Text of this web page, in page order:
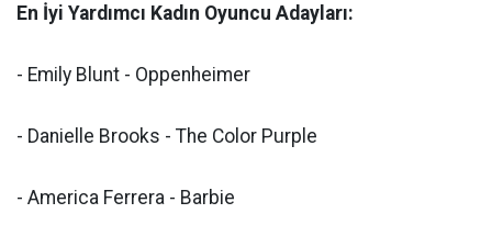
En İyi Yardımcı Kadın Oyuncu Adayları:
- Emily Blunt - Oppenheimer
- Danielle Brooks - The Color Purple
- America Ferrera - Barbie